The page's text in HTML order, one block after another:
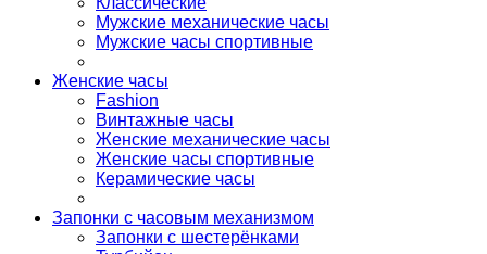
Мужские механические часы
Мужские часы спортивные
Женские часы
Fashion
Винтажные часы
Женские механические часы
Женские часы спортивные
Керамические часы
Запонки с часовым механизмом
Запонки с шестерёнками